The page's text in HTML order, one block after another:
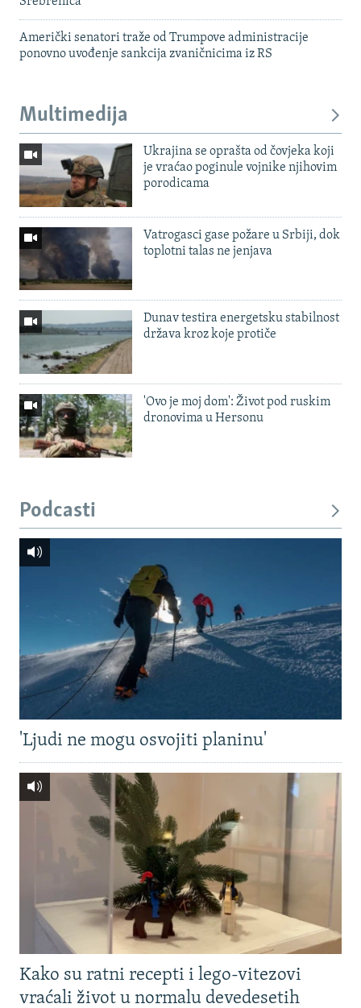
Američki senatori traže od Trumpove administracije
ponovno uvođenje sankcija zvaničnicima iz RS
Multimedija
Ukrajina se oprašta od čovjeka koji
je vraćao poginule vojnike njihovim
porodicama
Vatrogasci gase požare u Srbiji, dok
toplotni talas ne jenjava
Dunav testira energetsku stabilnost
država kroz koje protiče
'Ovo je moj dom': Život pod ruskim
dronovima u Hersonu
Podcasti
'Ljudi ne mogu osvojiti planinu'
Kako su ratni recepti i lego-vitezovi
vraćali život u normalu devedesetih